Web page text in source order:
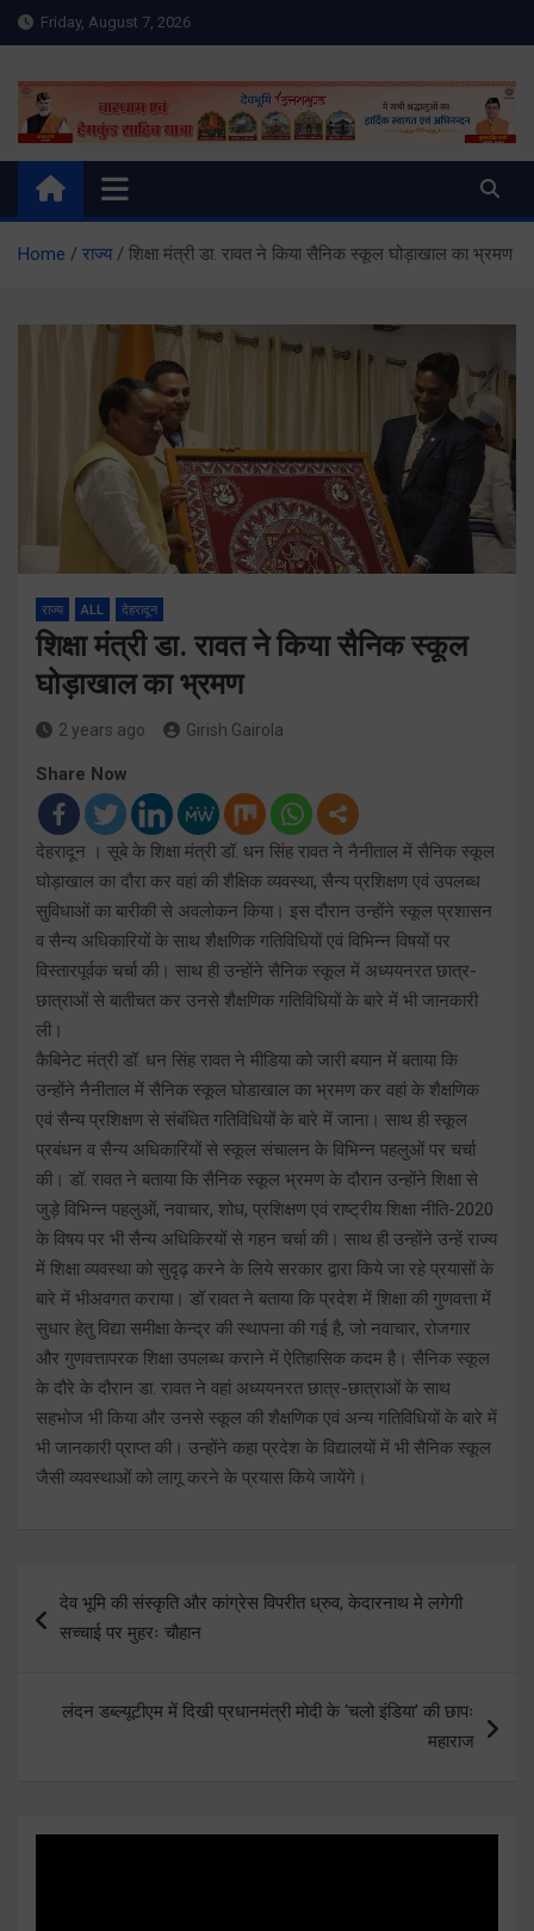
Skip
to
Friday, August 7, 2026
Meru Raibar | Uttarakhand
News | Uttarkashi News
meruraibar.com
Home राज्य शिक्षा मंत्री डा. रावत ने किया सैनिक स्कूल घोड़ाखाल का भ्रमण
राज्य ALL देहरादून
शिक्षा मंत्री डा. रावत ने किया सैनिक स्कूल
घोड़ाखाल का भ्रमण
2 years ago Girish Gairola
Share Now
देहरादून । सूबे के शिक्षा मंत्री डॉ. धन सिंह रावत ने नैनीताल में सैनिक स्कूल
घोड़ाखाल का दौरा कर वहां की शैक्षिक व्यवस्था, सैन्य प्रशिक्षण एवं उपलब्ध
सुविधाओं का बारीकी से अवलोकन किया। इस दौरान उन्होंने स्कूल प्रशासन
व सैन्य अधिकारियों के साथ शैक्षणिक गतिविधियों एवं विभिन्न विषयों पर
विस्तारपूर्वक चर्चा की। साथ ही उन्होंने सैनिक स्कूल में अध्ययनरत छात्र-
छात्राओं से बातीचत कर उनसे शैक्षणिक गतिविधियों के बारे में भी जानकारी
ली।
कैबिनेट मंत्री डॉ. धन सिंह रावत ने मीडिया को जारी बयान में बताया कि
उन्होंने नैनीताल में सैनिक स्कूल घोडाखाल का भ्रमण कर वहां के शैक्षणिक
एवं सैन्य प्रशिक्षण से संबंधित गतिविधियों के बारे में जाना। साथ ही स्कूल
प्रबंधन व सैन्य अधिकारियों से स्कूल संचालन के विभिन्न पहलुओं पर चर्चा
की। डॉ. रावत ने बताया कि सैनिक स्कूल भ्रमण के दौरान उन्होंने शिक्षा से
जुड़े विभिन्न पहलुओं, नवाचार, शोध, प्रशिक्षण एवं राष्ट्रीय शिक्षा नीति-2020
के विषय पर भी सैन्य अधिकिरयों से गहन चर्चा की। साथ ही उन्होंने उन्हें राज्य
में शिक्षा व्यवस्था को सुदृढ़ करने के लिये सरकार द्वारा किये जा रहे प्रयासों के
बारे में भीअवगत कराया। डॉ रावत ने बताया कि प्रदेश में शिक्षा की गुणवत्ता में
सुधार हेतु विद्या समीक्षा केन्द्र की स्थापना की गई है, जो नवाचार, रोजगार
और गुणवत्तापरक शिक्षा उपलब्ध कराने में ऐतिहासिक कदम है। सैनिक स्कूल
के दौरे के दौरान डा. रावत ने वहां अध्ययनरत छात्र-छात्राओं के साथ
सहभोज भी किया और उनसे स्कूल की शैक्षणिक एवं अन्य गतिविधियों के बारे में
भी जानकारी प्राप्त की। उन्होंने कहा प्रदेश के विद्यालयों में भी सैनिक स्कूल
जैसी व्यवस्थाओं को लागू करने के प्रयास किये जायेंगे।
navigation
देव भूमि की संस्कृति और कांग्रेस विपरीत ध्रुव, केदारनाथ मे लगेगी
सच्चाई पर मुहरः चौहान
लंदन डब्ल्यूटीएम में दिखी प्रधानमंत्री मोदी के ‘चलो इंडिया’ की छापः
महाराज